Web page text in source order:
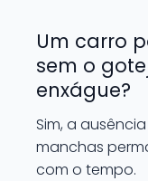
Um carro
sem o
enxágue?
Sim, a
manchas
com o tempo.